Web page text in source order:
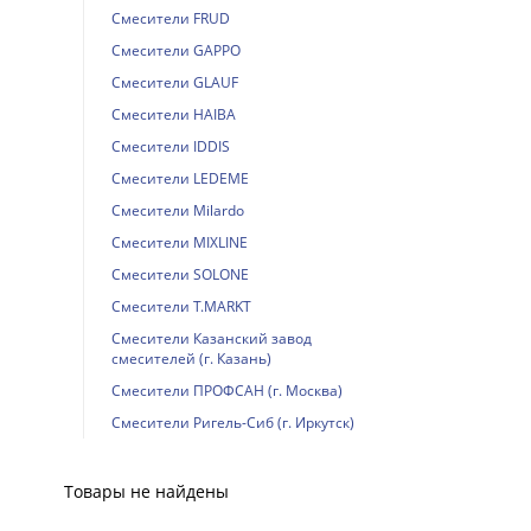
Смесители FRUD
Смесители GAPPO
Смесители GLAUF
Смесители HAIBA
Смесители IDDIS
Смесители LEDEME
Смесители Milardo
Смесители MIXLINE
Смесители SOLONE
Смесители T.MARKT
Смесители Казанский завод
смесителей (г. Казань)
Смесители ПРОФСАН (г. Москва)
Смесители Ригель-Сиб (г. Иркутск)
Товары не найдены